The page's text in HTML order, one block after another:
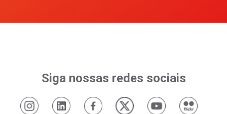
Siga nossas redes sociais